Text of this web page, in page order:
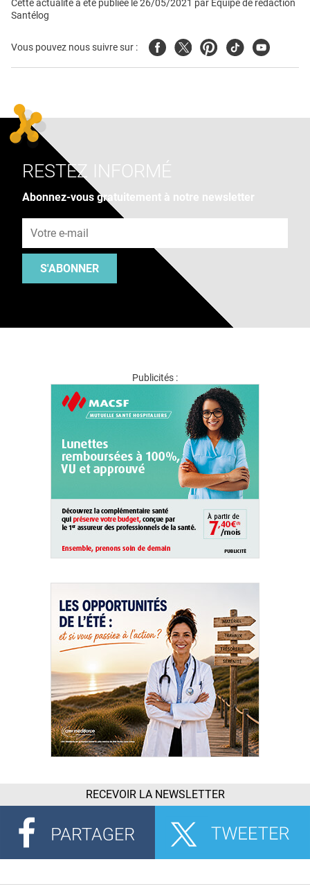
Cette actualité a été publiée le26/05/2021 par Équipe de rédaction
Santélog
Vous pouvez nous suivre sur : FacebookTwitterPinterest
TiktokYoutube
RESTEZ INFORMÉ
Abonnez-vous gratuitement à notre newsletter
S'ABONNER
Publicités :
RECEVOIR LA NEWSLETTER